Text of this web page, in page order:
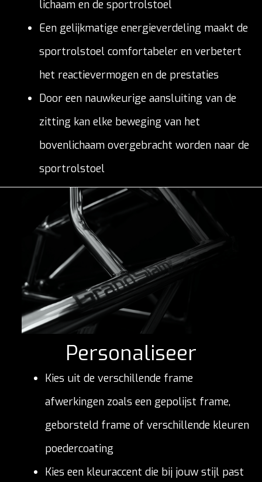
lichaam en de sportrolstoel
Een gelijkmatige energieverdeling maakt de
sportrolstoel comfortabeler en verbetert
het reactievermogen en de prestaties
Door een nauwkeurige aansluiting van de
zitting kan elke beweging van het
bovenlichaam overgebracht worden naar de
sportrolstoel
Personaliseer
Kies uit de verschillende frame
afwerkingen zoals een gepolijst frame,
geborsteld frame of verschillende kleuren
poedercoating
Kies een kleuraccent die bij jouw stijl past